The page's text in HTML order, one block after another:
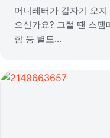
머니레터가 갑자기 오
으신가요? 그럴 땐 스팸
함 등 별도...